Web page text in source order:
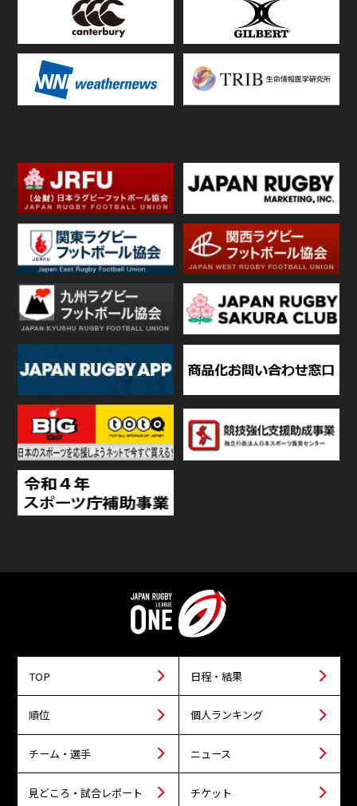
TOP 日程・結果
順位 個人ランキング
チーム・選手 ニュース
見どころ・試合レポート チケット